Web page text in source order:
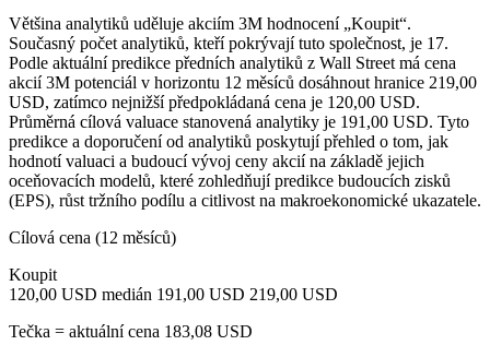
Většina analytiků uděluje akciím 3M hodnocení „Koupit“.
Současný počet analytiků, kteří pokrývají tuto společnost, je 17.
Podle aktuální predikce předních analytiků z Wall Street má cena
akcií 3M potenciál v horizontu 12 měsíců dosáhnout hranice 219,00
USD, zatímco nejnižší předpokládaná cena je 120,00 USD.
Průměrná cílová valuace stanovená analytiky je 191,00 USD. Tyto
predikce a doporučení od analytiků poskytují přehled o tom, jak
hodnotí valuaci a budoucí vývoj ceny akcií na základě jejich
oceňovacích modelů, které zohledňují predikce budoucích zisků
(EPS), růst tržního podílu a citlivost na makroekonomické ukazatele.
Cílová cena (12 měsíců)
Koupit
120,00 USD medián 191,00 USD 219,00 USD
Tečka = aktuální cena 183,08 USD